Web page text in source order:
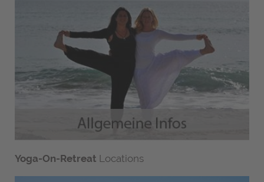
Yoga-On-Retreat Locations